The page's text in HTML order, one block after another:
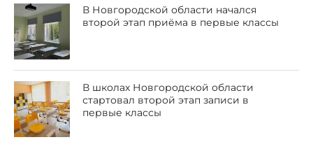
В Новгородской области начался
второй этап приёма в первые классы
В школах Новгородской области
стартовал второй этап записи в
первые классы